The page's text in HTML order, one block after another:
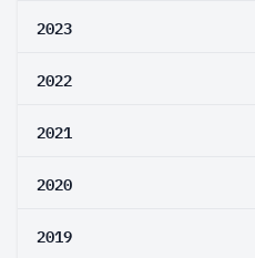
2023
2022
2021
2020
2019